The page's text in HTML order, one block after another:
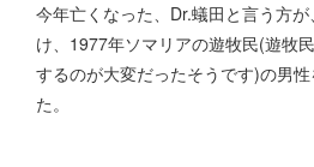
今年亡くなった、Dr.蟻田と言う方
け、1977年ソマリアの遊牧民(遊牧
するのが大変だったそうです)の男
た。